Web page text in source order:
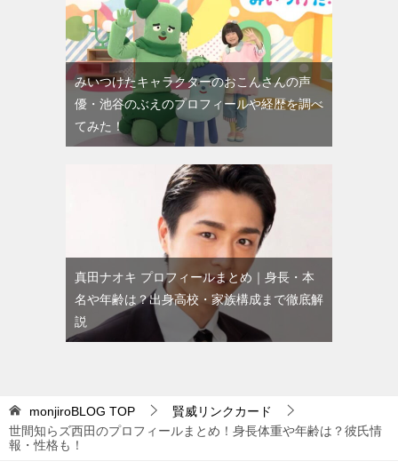
みいつけたキャラクターのおこんさんの声
優・池谷のぶえのプロフィールや経歴を調べ
てみた！
真田ナオキ プロフィールまとめ｜身長・本
名や年齢は？出身高校・家族構成まで徹底解
説
monjiroBLOG TOP
賢威リンクカード
世間知らズ西田のプロフィールまとめ！身長体重や年齢は？彼氏情
報・性格も！